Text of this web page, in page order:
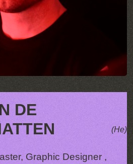
DE
(He)
Graphic Designer ,